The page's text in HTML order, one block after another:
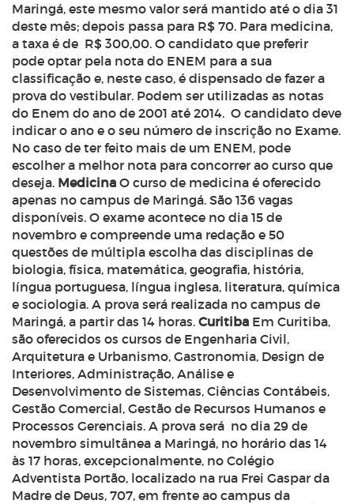
Maringá, este mesmo valor será mantido até o dia 31
deste mês; depois passa para R$ 70. Para medicina,
a taxa é de R$ 300,00. O candidato que preferir
pode optar pela nota do ENEM para a sua
classificação e, neste caso, é dispensado de fazer a
prova do vestibular. Podem ser utilizadas as notas
do Enem do ano de 2001 até 2014. O candidato deve
indicar o ano e o seu número de inscrição no Exame.
No caso de ter feito mais de um ENEM, pode
escolher a melhor nota para concorrer ao curso que
deseja. Medicina O curso de medicina é oferecido
apenas no campus de Maringá. São 136 vagas
disponíveis. O exame acontece no dia 15 de
novembro e compreende uma redação e 50
questões de múltipla escolha das disciplinas de
biologia, física, matemática, geografia, história,
língua portuguesa, língua inglesa, literatura, química
e sociologia. A prova será realizada no campus de
Maringá, a partir das 14 horas. Curitiba Em Curitiba,
são oferecidos os cursos de Engenharia Civil,
Arquitetura e Urbanismo, Gastronomia, Design de
Interiores, Administração, Análise e
Desenvolvimento de Sistemas, Ciências Contábeis,
Gestão Comercial, Gestão de Recursos Humanos e
Processos Gerenciais. A prova será no dia 29 de
novembro simultânea a Maringá, no horário das 14
às 17 horas, excepcionalmente, no Colégio
Adventista Portão, localizado na rua Frei Gaspar da
Madre de Deus, 707, em frente ao campus da